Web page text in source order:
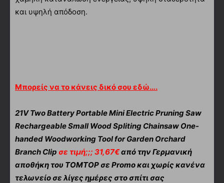
και υψηλή απόδοση.
Μπορείς να το κάνεις δικό σου εδώ….
21V Two Battery Portable Mini Electric Pruning Saw
Rechargeable Small Wood Spliting Chainsaw One-
handed Woodworking Tool for Garden Orchard
Branch Clip σε τιμή;;; 31,67€από την Γερμανική
αποθήκη του TOMTOP σε Promo και χωρίς κανένα
τελωνείο σε λίγες ημέρες στο σπίτι σας